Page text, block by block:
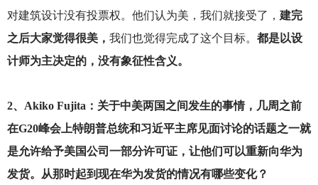
对建筑设计没有投票权。他们认为美，我们就接受了， 建完
之后大家觉得很美， 我们也觉得完成了这个目标。 都是以设
计师为主决定的，没有象征性含义。
2、Akiko Fujita：关于中美两国之间发生的事情，几周之前
在G20峰会上特朗普总统和习近平主席见面讨论的话题之一就
是允许给予美国公司一部分许可证，让他们可以重新向华为
发货。从那时起到现在华为发货的情况有哪些变化？